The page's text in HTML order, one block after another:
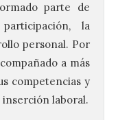
parte de
la
personal. Por
a más
competencias y
laboral.